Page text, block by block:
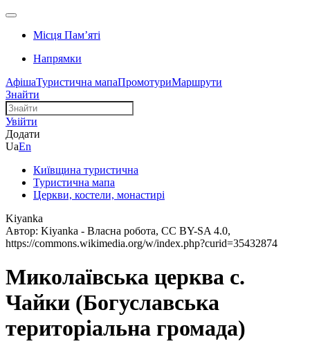
Місця Памʼяті
Напрямки
АфішаТуристична мапаПромотуриМаршрути
Знайти
Увійти
Додати
UaEn
Київщина туристична
Туристична мапа
Церкви, костели, монастирі
Kiyanka
Автор: Kiyanka - Власна робота, CC BY-SA 4.0,
https://commons.wikimedia.org/w/index.php?curid=35432874
Миколаївська церква с.
Чайки (Богуславська
територіальна громада)